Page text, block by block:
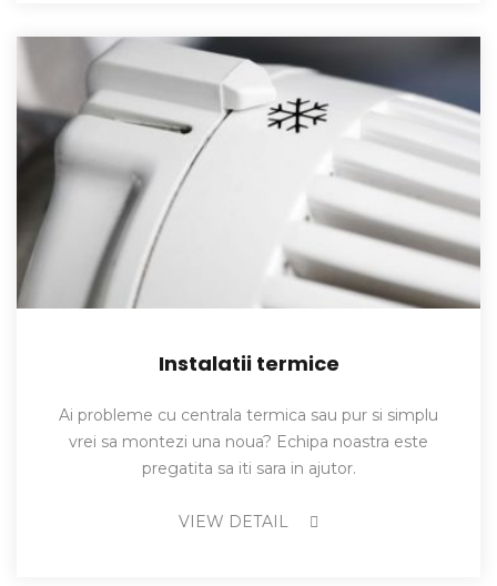
Instalatii termice
Ai probleme cu centrala termica sau pur si simplu
vrei sa montezi una noua? Echipa noastra este
pregatita sa iti sara in ajutor.
VIEW DETAIL